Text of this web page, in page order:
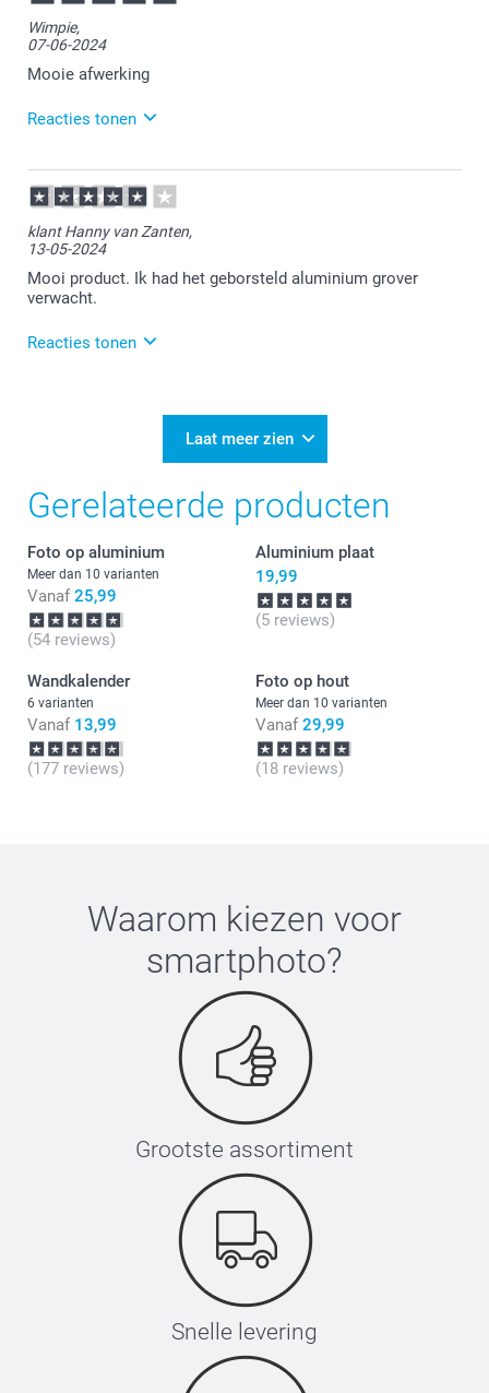
Fijn dat je bestelling is zoals je het had verwacht.
Heel veel plezier van je aluminium foto!
Wimpie,
07-06-2024
Mooie afwerking
Reacties tonen
10-06-2024
14:39
Dat is goed om te lezen.
Veel plezier ervan!
klant Hanny van Zanten,
13-05-2024
Mooi product. Ik had het geborsteld aluminium grover
verwacht.
Reacties tonen
Bedankt voor je bericht.
Graag tot ziens bij smartphoto!
Laat meer zien
Gerelateerde producten
Foto op aluminium
Meer dan 10 varianten
Vanaf 25,99
(54 reviews)
Aluminium plaat
19,99
(5 reviews)
Wandkalender
6 varianten
Vanaf 13,99
(177 reviews)
Foto op hout
Meer dan 10 varianten
Vanaf 29,99
(18 reviews)
Waarom kiezen voor
smartphoto?
Grootste assortiment
Snelle levering